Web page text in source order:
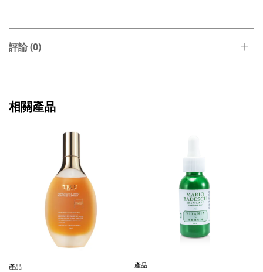
評論 (0)
相關產品
產品 產品